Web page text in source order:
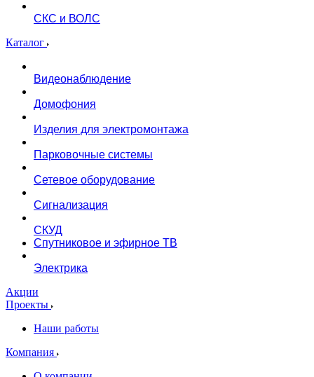
СКС и ВОЛС
Каталог
Видеонаблюдение
Домофония
Изделия для электромонтажа
Парковочные системы
Сетевое оборудование
Сигнализация
СКУД
Спутниковое и эфирное ТВ
Электрика
Акции
Проекты
Наши работы
Компания